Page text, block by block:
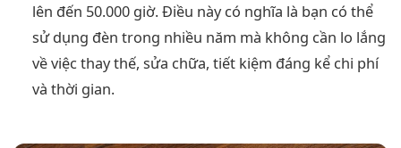
lên đến 50.000 giờ. Điều này có nghĩa là bạn có thể
sử dụng đèn trong nhiều năm mà không cần lo lắng
về việc thay thế, sửa chữa, tiết kiệm đáng kể chi phí
và thời gian.